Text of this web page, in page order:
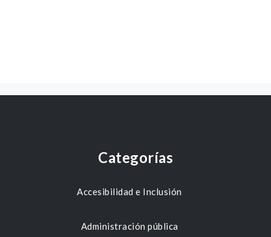
Categorías
Accesibilidad e Inclusión
Administración pública